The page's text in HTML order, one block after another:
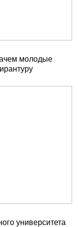
молодые
университета